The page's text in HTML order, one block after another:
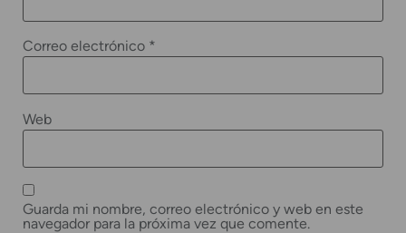
Correo electrónico *
Web
Guarda mi nombre, correo electrónico y web en este
navegador para la próxima vez que comente.